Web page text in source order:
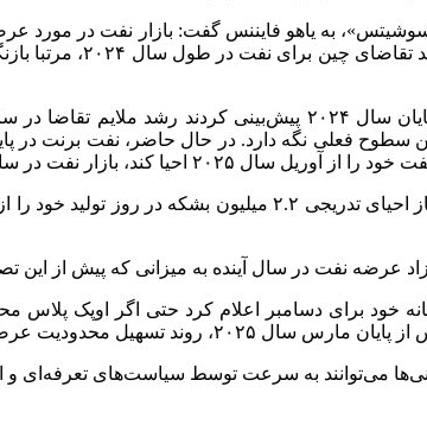
در سال آینده، مازاد عرضه را تجربه خواهد کرد.
عرضه نفت در سال آینده به میزانی که پیش از
مازاد به ۱.۴ میلیون بشکه در روز افزایش خواهد یافت.
می‌توانند به سرعت توسط سیاست‌های تعرفه‌ای و